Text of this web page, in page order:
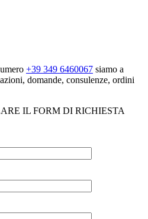
+39 349 6460067 siamo a
domande, consulenze, ordini
IL FORM DI RICHIESTA